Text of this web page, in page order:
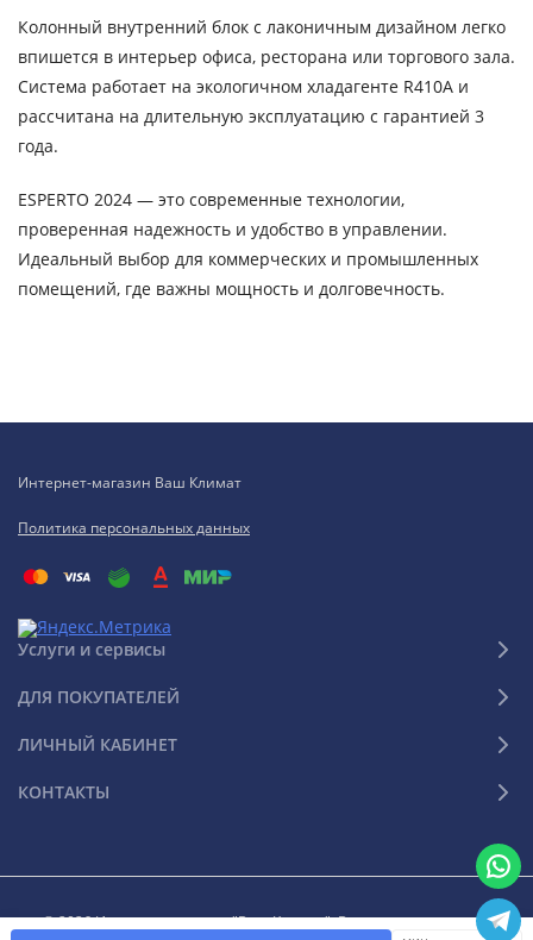
Колонный внутренний блок с лаконичным дизайном легко
впишется в интерьер офиса, ресторана или торгового зала.
Система работает на экологичном хладагенте R410A и
рассчитана на длительную эксплуатацию с гарантией 3
года.
ESPERTO 2024 — это современные технологии,
проверенная надежность и удобство в управлении.
Идеальный выбор для коммерческих и промышленных
помещений, где важны мощность и долговечность.
Интернет-магазин Ваш Климат
Политика персональных данных
Услуги и сервисы
ДЛЯ ПОКУПАТЕЛЕЙ
ЛИЧНЫЙ КАБИНЕТ
КОНТАКТЫ
© 2026 Интернет-магазин "Ваш Климат". Все права защищены